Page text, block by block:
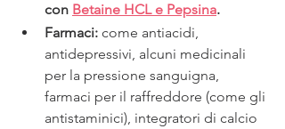
con Betaine HCL e Pepsina.
Farmaci: come antiacidi,
antidepressivi, alcuni medicinali
per la pressione sanguigna,
farmaci per il raffreddore (come gli
antistaminici), integratori di calcio